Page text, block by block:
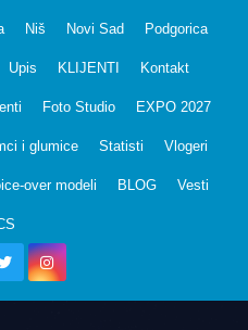
Niš Novi Sad Podgorica
Upis KLIJENTI Kontakt
Foto Studio EXPO 2027
i glumice Statisti Vlogeri
over modeli BLOG Vesti